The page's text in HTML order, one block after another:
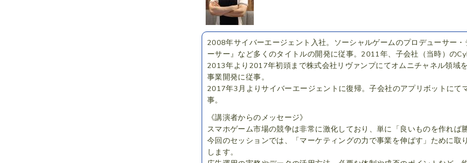
2008年サイバーエージェント入社。ソーシャルゲームのプロデューサー
ーサー』など多くのタイトルの開発に従事。2011年、子会社（当時）の
2013年より2017年初頭まで株式会社リヴァンプにてオムニチャネル領域
事業開発に従事。
2017年3月よりサイバーエージェントに復帰。子会社のアプリボットにて
事。
《講演者からのメッセージ》
スマホゲーム市場の競争は非常に激化しており、単に「良いものを作れば
今回のセッションでは、「マーケティングの力で事業を伸ばす」ために取
します。